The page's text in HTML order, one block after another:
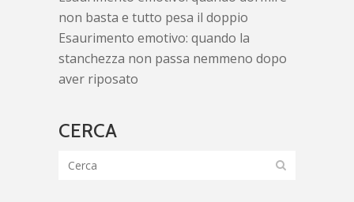
non basta e tutto pesa il doppio
Esaurimento emotivo: quando la
stanchezza non passa nemmeno dopo
aver riposato
CERCA